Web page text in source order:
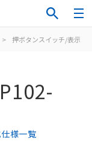
> 押ボタンスイッチ/表示灯
様一覧